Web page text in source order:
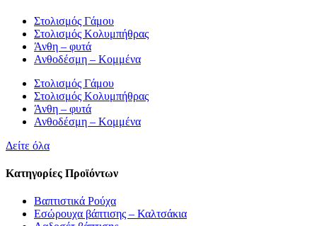
Στολισμός Γάμου
Στολισμός Κολυμπήθρας
Άνθη – φυτά
Ανθοδέσμη – Κομμένα
Στολισμός Γάμου
Στολισμός Κολυμπήθρας
Άνθη – φυτά
Ανθοδέσμη – Κομμένα
Δείτε όλα
Κατηγορίες Προϊόντων
Βαπτιστικά Ρούχα
Εσώρουχα βάπτισης – Καλτσάκια